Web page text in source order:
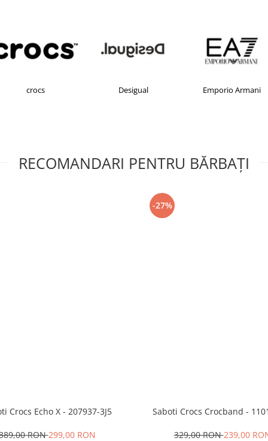
Desigual Emporio Armani FILA
RECOMANDARI PENTRU BĂRBAŢI
Crocs Echo X - 207937-3J5
RON299,00 RON
-27%
Saboti Crocs Crocband -
329,00 RON239,00